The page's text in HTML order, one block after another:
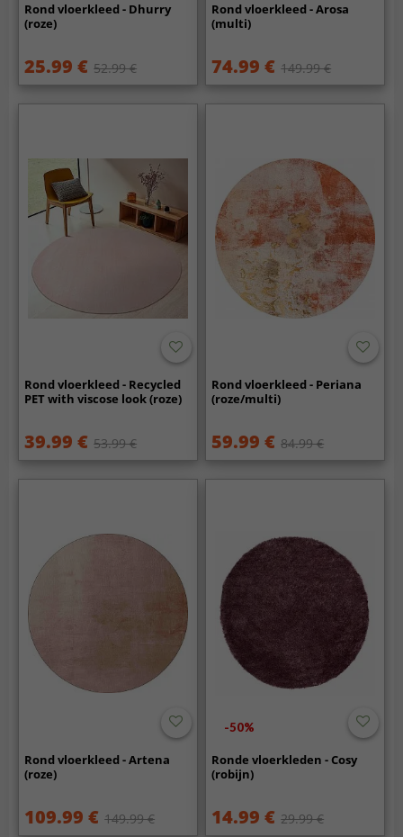
Rond vloerkleed - Dhurry
(roze)
25.99 € 52.99 €
Rond vloerkleed - Arosa
(multi)
74.99 € 149.99 €
Rond vloerkleed - Recycled
PET with viscose look (roze)
39.99 € 53.99 €
Rond vloerkleed - Periana
(roze/multi)
59.99 € 84.99 €
Rond vloerkleed - Artena
(roze)
109.99 € 149.99 €
-50%
Ronde vloerkleden - Cosy
(robijn)
14.99 € 29.99 €